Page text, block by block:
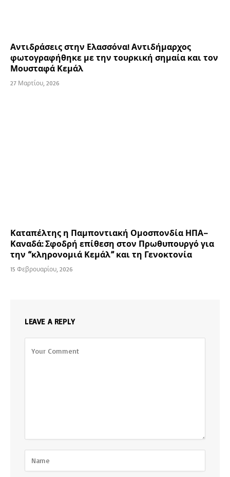
Αντιδράσεις στην Ελασσόνα! Αντιδήμαρχος
φωτογραφήθηκε με την τουρκική σημαία και τον
Μουσταφά Κεμάλ
27 Μαρτίου, 2026
Καταπέλτης η Παμποντιακή Ομοσπονδία ΗΠΑ–
Καναδά: Σφοδρή επίθεση στον Πρωθυπουργό για
την “κληρονομιά Κεμάλ” και τη Γενοκτονία
15 Φεβρουαρίου, 2026
LEAVE A REPLY